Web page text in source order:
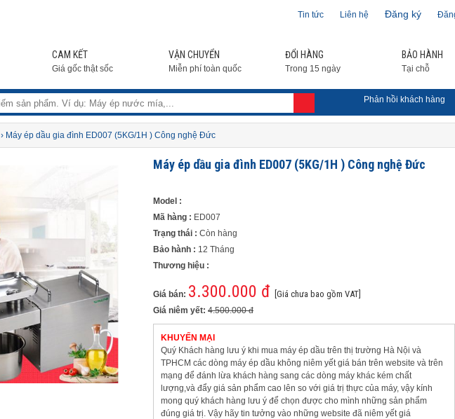
Tin tức Liên hệ Đăng ký
CAM KẾT
Giá gốc thật sốc
VẬN CHUYỂN
Miễn phí toàn quốc
ĐỔI HÀNG
Trong 15 ngày
BẢO HÀNH
Tại chỗ
Phản hồi khách hàng
› Máy ép dầu gia đình ED007 (5KG/1H ) Công nghệ Đức
Máy ép dầu gia đình ED007 (5KG/1H ) Công nghệ Đức
Model :
Mã hàng : ED007
Trạng thái : Còn hàng
Bảo hành : 12 Tháng
Thương hiệu :
Giá bán: 3.300.000 đ [Giá chưa bao gồm VAT]
Giá niêm yết: 4.500.000 đ
KHUYẾN MẠI
Quý Khách hàng lưu ý khi mua máy ép dầu trên thị trường Hà Nội và
TPHCM các dòng máy ép dầu không niêm yết giá bán trên website và trên
mạng để đánh lừa khách hàng sang các dòng máy khác kém chất
lượng,và đẩy giá sản phẩm cao lên so với giá trị thực của máy, vậy kính
mong quý khách hàng lưu ý để chọn được cho mình những sản phẩm
đúng giá trị. Vậy hãy tin tưởng vào những website đã niêm yết giá